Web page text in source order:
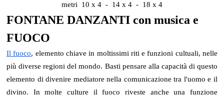
metri 10 x 4 - 14 x 4 - 18 x 4
FONTANE DANZANTI con musica e
FUOCO
Il fuoco, elemento chiave in moltissimi riti e funzioni cultuali, nelle
più diverse regioni del mondo. Basti pensare alla capacità di questo
elemento di divenire mediatore nella comunicazione tra l'uomo e il
divino. In molte culture il fuoco riveste anche una funzione